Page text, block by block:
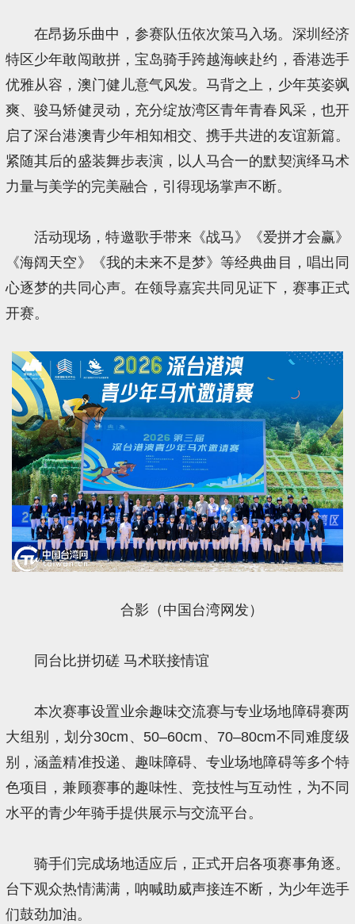
在昂扬乐曲中，参赛队伍依次策马入场。深圳经济
特区少年敢闯敢拼，宝岛骑手跨越海峡赴约，香港选手
优雅从容，澳门健儿意气风发。马背之上，少年英姿飒
爽、骏马矫健灵动，充分绽放湾区青年青春风采，也开
启了深台港澳青少年相知相交、携手共进的友谊新篇。
紧随其后的盛装舞步表演，以人马合一的默契演绎马术
力量与美学的完美融合，引得现场掌声不断。
活动现场，特邀歌手带来《战马》《爱拼才会赢》
《海阔天空》《我的未来不是梦》等经典曲目，唱出同
心逐梦的共同心声。在领导嘉宾共同见证下，赛事正式
开赛。
合影（中国台湾网发）
同台比拼切磋 马术联接情谊
本次赛事设置业余趣味交流赛与专业场地障碍赛两
大组别，划分30cm、50–60cm、70–80cm不同难度级
别，涵盖精准投递、趣味障碍、专业场地障碍等多个特
色项目，兼顾赛事的趣味性、竞技性与互动性，为不同
水平的青少年骑手提供展示与交流平台。
骑手们完成场地适应后，正式开启各项赛事角逐。
台下观众热情满满，呐喊助威声接连不断，为少年选手
们鼓劲加油。